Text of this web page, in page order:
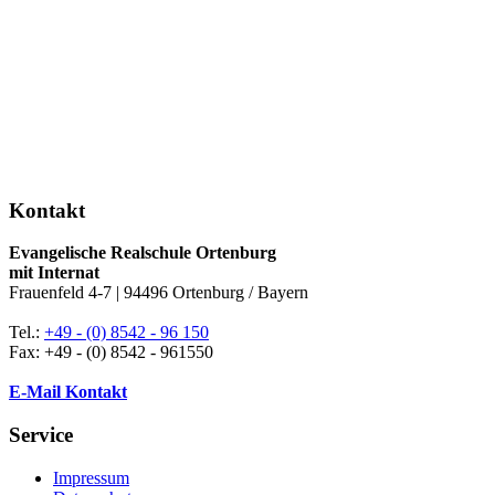
Kontakt
Evangelische Realschule Ortenburg
mit Internat
Frauenfeld 4-7 | 94496 Ortenburg / Bayern
Tel.: +49 - (0) 8542 - 96 150
Fax: +49 - (0) 8542 - 961550
E-Mail Kontakt
Service
Impressum